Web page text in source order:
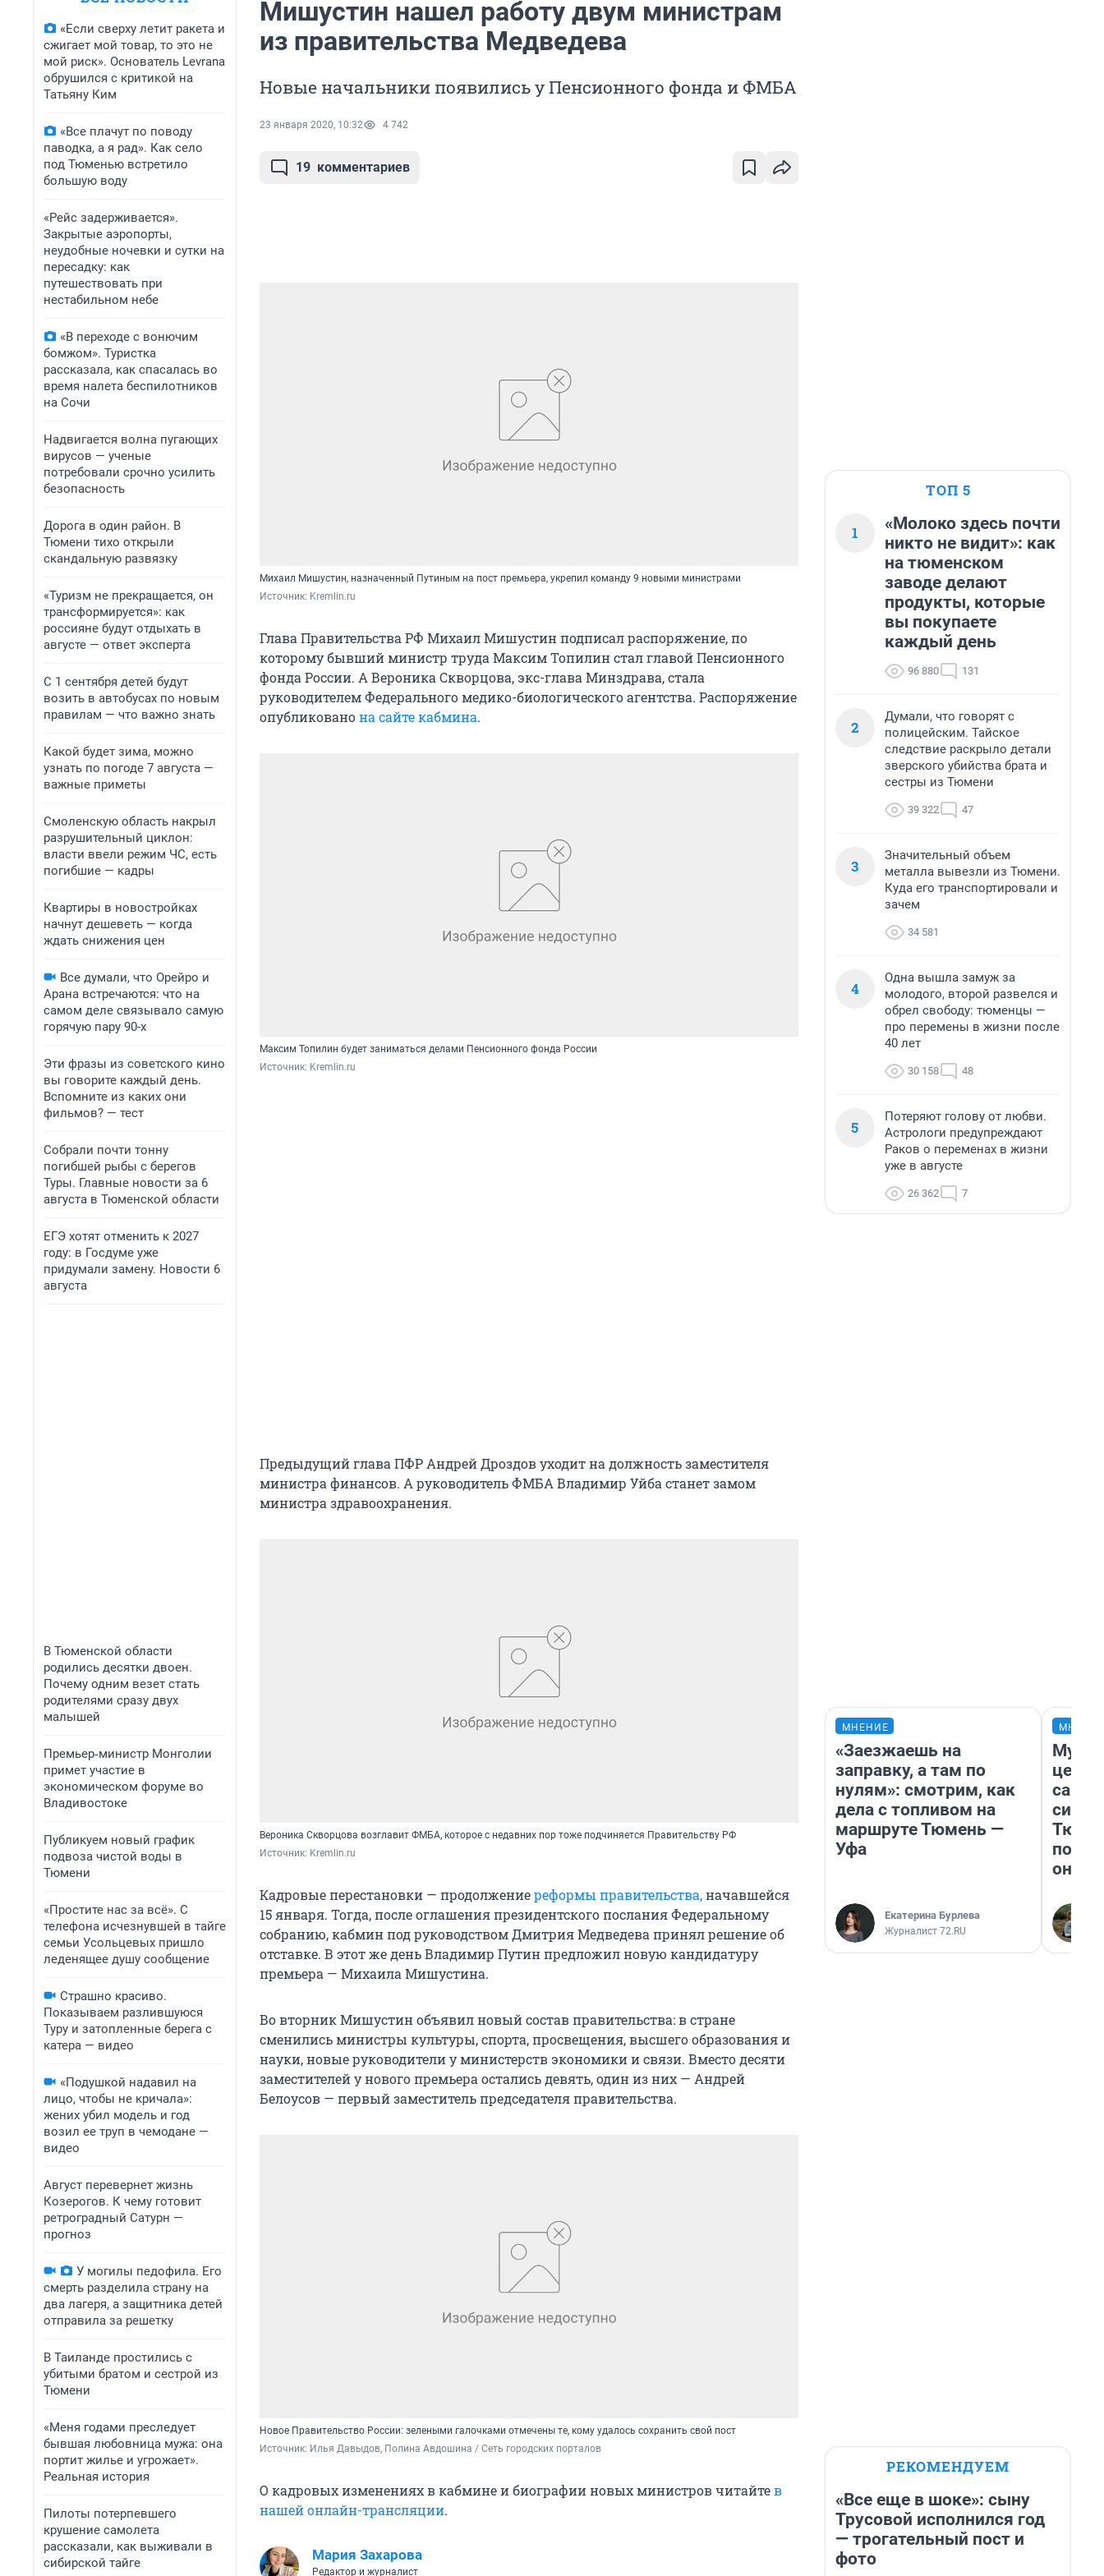
«Если сверху летит ракета и
сжигает мой товар, то это не
мой риск». Основатель Levrana
обрушился с критикой на
Татьяну Ким
«Все плачут по поводу
паводка, а я рад». Как село
под Тюменью встретило
большую воду
«Рейс задерживается».
Закрытые аэропорты,
неудобные ночевки и сутки на
пересадку: как
путешествовать при
нестабильном небе
«В переходе с вонючим
бомжом». Туристка
рассказала, как спасалась во
время налета беспилотников
на Сочи
Надвигается волна пугающих
вирусов — ученые
потребовали срочно усилить
безопасность
Дорога в один район. В
Тюмени тихо открыли
скандальную развязку
«Туризм не прекращается, он
трансформируется»: как
россияне будут отдыхать в
августе — ответ эксперта
С 1 сентября детей будут
возить в автобусах по новым
правилам — что важно знать
Какой будет зима, можно
узнать по погоде 7 августа —
важные приметы
Смоленскую область накрыл
разрушительный циклон:
власти ввели режим ЧС, есть
погибшие — кадры
Квартиры в новостройках
начнут дешеветь — когда
ждать снижения цен
Все думали, что Орейро и
Арана встречаются: что на
самом деле связывало самую
горячую пару 90-х
Эти фразы из советского кино
вы говорите каждый день.
Вспомните из каких они
фильмов? — тест
Собрали почти тонну
погибшей рыбы с берегов
Туры. Главные новости за 6
августа в Тюменской области
ЕГЭ хотят отменить к 2027
году: в Госдуме уже
придумали замену. Новости 6
августа
В Тюменской области
родились десятки двоен.
Почему одним везет стать
родителями сразу двух
малышей
Премьер‑министр Монголии
примет участие в
экономическом форуме во
Владивостоке
Публикуем новый график
подвоза чистой воды в
Тюмени
«Простите нас за всё». С
телефона исчезнувшей в тайге
семьи Усольцевых пришло
леденящее душу сообщение
Страшно красиво.
Показываем разлившуюся
Туру и затопленные берега с
катера — видео
«Подушкой надавил на
лицо, чтобы не кричала»:
жених убил модель и год
возил ее труп в чемодане —
видео
Август перевернет жизнь
Козерогов. К чему готовит
ретроградный Сатурн —
прогноз
У могилы педофила. Его
смерть разделила страну на
два лагеря, а защитника детей
отправила за решетку
В Таиланде простились с
убитыми братом и сестрой из
Тюмени
«Меня годами преследует
бывшая любовница мужа: она
портит жилье и угрожает».
Реальная история
Пилоты потерпевшего
крушение самолета
рассказали, как выживали в
сибирской тайге
Мишустин нашел работу двум министрам
из правительства Медведева
Новые начальники появились у Пенсионного фонда и ФМБА
23 января 2020, 10:32 4 742
19 комментариев
Михаил Мишустин, назначенный Путиным на пост премьера, укрепил команду 9 новыми министрами
Источник: Kremlin.ru
Глава Правительства РФ Михаил Мишустин подписал распоряжение, по
которому бывший министр труда Максим Топилин стал главой Пенсионного
фонда России. А Вероника Скворцова, экс-глава Минздрава, стала
руководителем Федерального медико-биологического агентства. Распоряжение
опубликованона сайте кабмина.
Максим Топилин будет заниматься делами Пенсионного фонда России
Источник: Kremlin.ru
Предыдущий глава ПФР Андрей Дроздов уходит на должность заместителя
министра финансов. А руководитель ФМБА Владимир Уйба станет замом
министра здравоохранения.
Вероника Скворцова возглавит ФМБА, которое с недавних пор тоже подчиняется Правительству РФ
Источник: Kremlin.ru
Кадровые перестановки — продолжениереформы правительства,начавшейся
15 января. Тогда, после оглашения президентского послания Федеральному
собранию, кабмин под руководством Дмитрия Медведева принял решение об
отставке. В этот же день Владимир Путин предложил новую кандидатуру
премьера — Михаила Мишустина.
Во вторник Мишустин объявил новый состав правительства: в стране
сменились министры культуры, спорта, просвещения, высшего образования и
науки, новые руководители у министерств экономики и связи. Вместо десяти
заместителей у нового премьера остались девять, один из них — Андрей
Белоусов — первый заместитель председателя правительства.
Новое Правительство России: зелеными галочками отмечены те, кому удалось сохранить свой пост
Источник: Илья Давыдов, Полина Авдошина / Сеть городских порталов
О кадровых изменениях в кабмине и биографии новых министров читайтев
нашей онлайн-трансляции.
Мария Захарова
Редактор и журналист
ТОП 5
1
«Молоко здесь почти
никто не видит»: как
на тюменском
заводе делают
продукты, которые
вы покупаете
каждый день
96 880 131
2
Думали, что говорят с
полицейским. Тайское
следствие раскрыло детали
зверского убийства брата и
сестры из Тюмени
39 322 47
3
Значительный объем
металла вывезли из Тюмени.
Куда его транспортировали и
зачем
34 581
4
Одна вышла замуж за
молодого, второй развелся и
обрел свободу: тюменцы —
про перемены в жизни после
40 лет
30 158 48
5
Потеряют голову от любви.
Астрологи предупреждают
Раков о переменах в жизни
уже в августе
26 362 7
МНЕНИЕ
«Заезжаешь на
заправку, а там по
нулям»: смотрим, как
дела с топливом на
маршруте Тюмень —
Уфа
Екатерина Бурлева
Журналист 72.RU
они
РЕКОМЕНДУЕМ
«Все еще в шоке»: сыну
Трусовой исполнился год
— трогательный пост и
фото